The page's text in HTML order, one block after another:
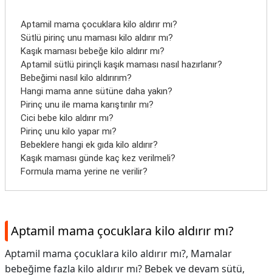
Aptamil mama çocuklara kilo aldırır mı?
Sütlü pirinç unu maması kilo aldırır mı?
Kaşık maması bebeğe kilo aldırır mı?
Aptamil sütlü pirinçli kaşık maması nasıl hazırlanır?
Bebeğimi nasıl kilo aldırırım?
Hangi mama anne sütüne daha yakın?
Pirinç unu ile mama karıştırılır mı?
Cici bebe kilo aldırır mı?
Pirinç unu kilo yapar mı?
Bebeklere hangi ek gıda kilo aldırır?
Kaşık maması günde kaç kez verilmeli?
Formula mama yerine ne verilir?
Aptamil mama çocuklara kilo aldırır mı?
Aptamil mama çocuklara kilo aldırır mı?, Mamalar
bebeğime fazla kilo aldırır mı? Bebek ve devam sütü,